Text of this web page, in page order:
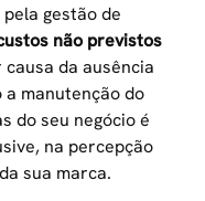
gestão de
não previstos
causa da ausência
a manutenção do
do seu negócio é
na percepção
sua marca.